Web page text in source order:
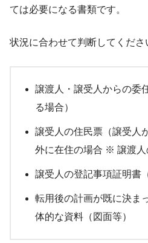
ては必要になる書類です。
状況に合わせて判断してくださ
譲渡人・譲受人からの委
る場合）
譲受人の住民票（譲受人
外に在住の場合 ※ 譲渡人
譲受人の登記事項証明書
転用後の計画が既に決ま
体的な資料（図面等）